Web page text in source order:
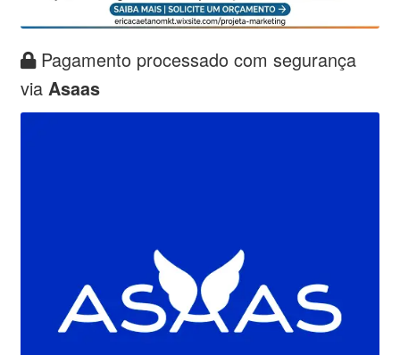
Pagamento processado com segurança
via Asaas